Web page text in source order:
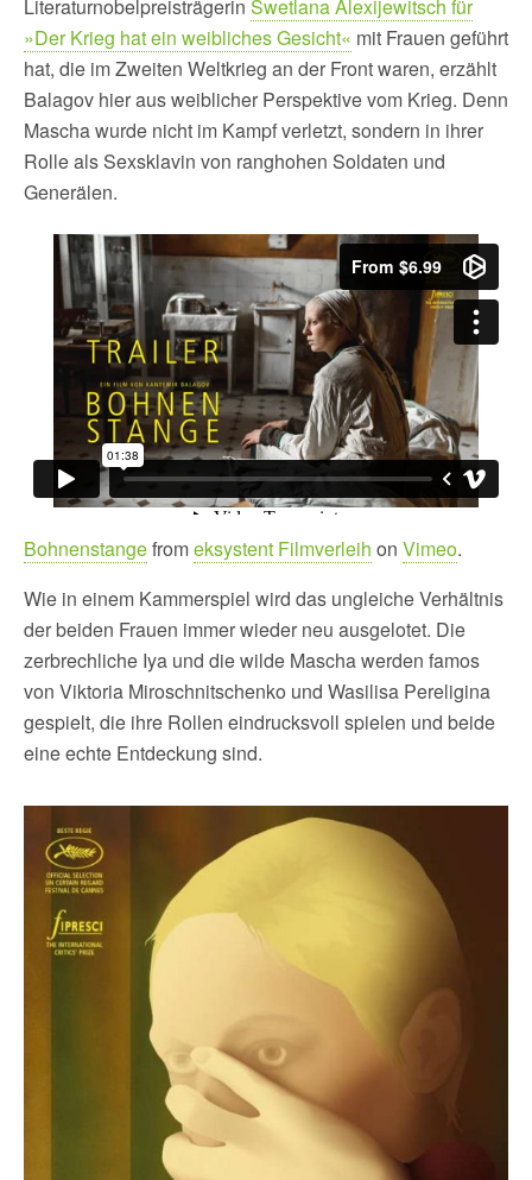
Literaturnobelpreisträgerin Swetlana Alexijewitsch für
»Der Krieg hat ein weibliches Gesicht« mit Frauen geführt
hat, die im Zweiten Weltkrieg an der Front waren, erzählt
Balagov hier aus weiblicher Perspektive vom Krieg. Denn
Mascha wurde nicht im Kampf verletzt, sondern in ihrer
Rolle als Sexsklavin von ranghohen Soldaten und
Generälen.
Bohnenstangefromeksystent Filmverleih on Vimeo.
Wie in einem Kammerspiel wird das ungleiche Verhältnis
der beiden Frauen immer wieder neu ausgelotet. Die
zerbrechliche Iya und die wilde Mascha werden famos
von Viktoria Miroschnitschenko und Wasilisa Pereligina
gespielt, die ihre Rollen eindrucksvoll spielen und beide
eine echte Entdeckung sind.